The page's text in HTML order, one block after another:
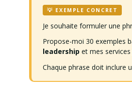
💡 EXEMPLE CONCRET
Je souhaite formuler une
Propose-moi 30 exemples
leadership et mes
Chaque phrase doit inclure